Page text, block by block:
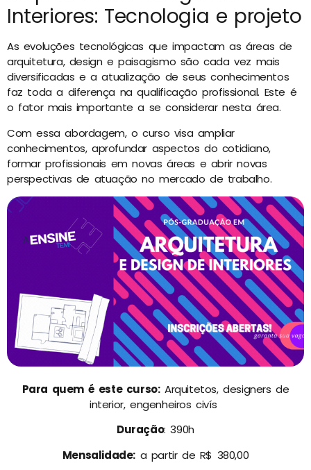
Interiores: Tecnologia e projeto
As evoluções tecnológicas que impactam as áreas de
arquitetura, design e paisagismo são cada vez mais
diversificadas e a atualização de seus conhecimentos
faz toda a diferença na qualificação profissional. Este é
o fator mais importante a se considerar nesta área.
Com essa abordagem, o curso visa ampliar
conhecimentos, aprofundar aspectos do cotidiano,
formar profissionais em novas áreas e abrir novas
perspectivas de atuação no mercado de trabalho.
Para quem é este curso: Arquitetos, designers de
interior, engenheiros civís
Duração: 390h
Mensalidade: a partir de R$ 380,00